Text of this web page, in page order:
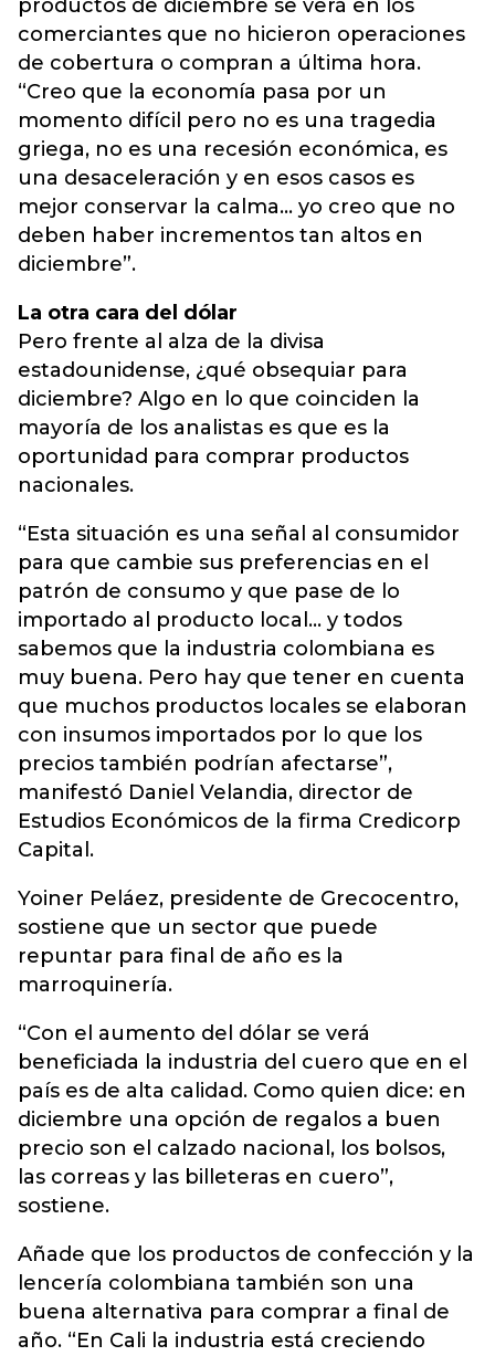
productos de diciembre se verá en los
comerciantes que no hicieron operaciones
de cobertura o compran a última hora.
“Creo que la economía pasa por un
momento difícil pero no es una tragedia
griega, no es una recesión económica, es
una desaceleración y en esos casos es
mejor conservar la calma... yo creo que no
deben haber incrementos tan altos en
diciembre”.
La otra cara del dólar
Pero frente al alza de la divisa
estadounidense, ¿qué obsequiar para
diciembre? Algo en lo que coinciden la
mayoría de los analistas es que es la
oportunidad para comprar productos
nacionales.
“Esta situación es una señal al consumidor
para que cambie sus preferencias en el
patrón de consumo y que pase de lo
importado al producto local... y todos
sabemos que la industria colombiana es
muy buena. Pero hay que tener en cuenta
que muchos productos locales se elaboran
con insumos importados por lo que los
precios también podrían afectarse”,
manifestó Daniel Velandia, director de
Estudios Económicos de la firma Credicorp
Capital.
Yoiner Peláez, presidente de Grecocentro,
sostiene que un sector que puede
repuntar para final de año es la
marroquinería.
“Con el aumento del dólar se verá
beneficiada la industria del cuero que en el
país es de alta calidad. Como quien dice: en
diciembre una opción de regalos a buen
precio son el calzado nacional, los bolsos,
las correas y las billeteras en cuero”,
sostiene.
Añade que los productos de confección y la
lencería colombiana también son una
buena alternativa para comprar a final de
año. “En Cali la industria está creciendo